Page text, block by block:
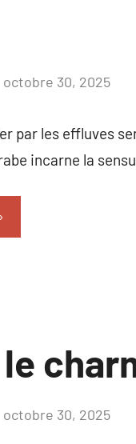
octobre 30, 2025
par les effluves
incarne la
octobre 30, 2025